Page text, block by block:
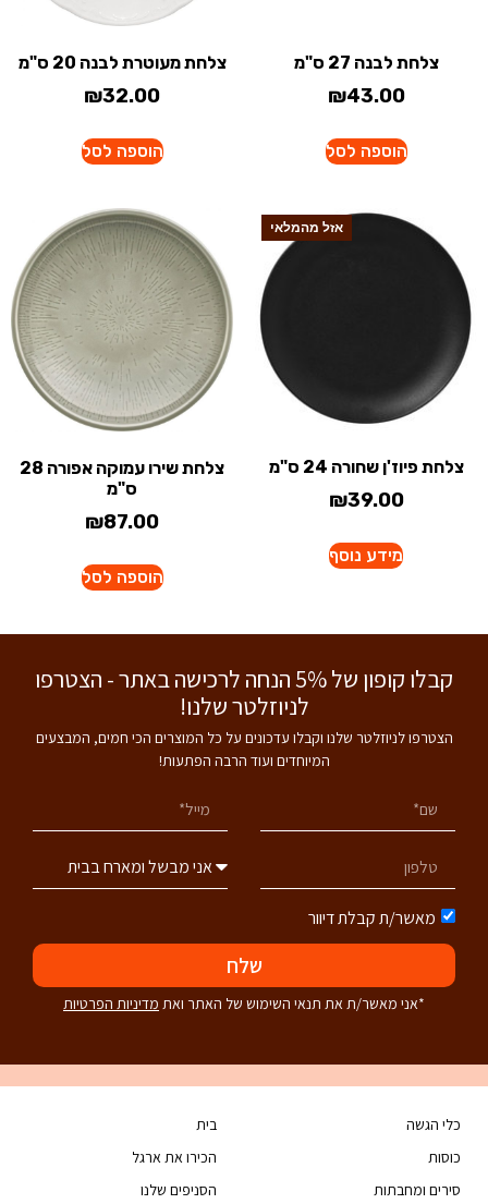
צלחת לבנה 27 ס"מ
₪43.00
הוספה לסל
צלחת מעוטרת לבנה 20 ס"מ
₪32.00
הוספה לסל
אזל מהמלאי
צלחת פיוז'ן שחורה 24 ס"מ
₪39.00
מידע נוסף
צלחת שירו עמוקה אפורה 28
ס"מ
₪87.00
הוספה לסל
קבלו קופון של 5% הנחה לרכישה באתר - הצטרפו
לניוזלטר שלנו!
הצטרפו לניוזלטר שלנו וקבלו עדכונים על כל המוצרים הכי חמים, המבצעים
המיוחדים ועוד הרבה הפתעות!
מאשר/ת קבלת דיוור
שלח
*אני מאשר/ת את תנאי השימוש של האתר ואת מדיניות הפרטיות
כלי הגשה
כוסות
סירים ומחבתות
בית
הכירו את ארגל
הסניפים שלנו